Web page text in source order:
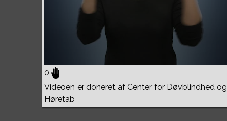
0
Videoen er doneret af Center for Døvblindhed og
Høretab